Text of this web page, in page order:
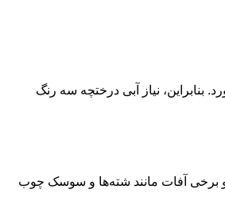
نیاز آبی درختچه سه رنگ
و برخی آفات مانند شته‌ها و سوسک چوب